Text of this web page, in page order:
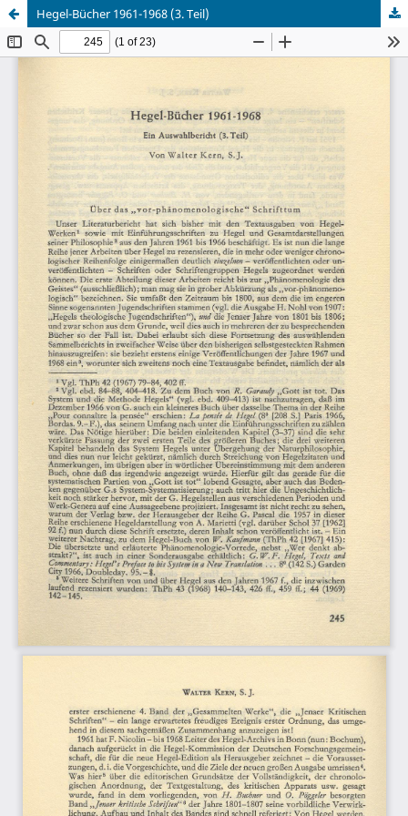
Hegel-Bücher 1961-1968 (3. Teil)